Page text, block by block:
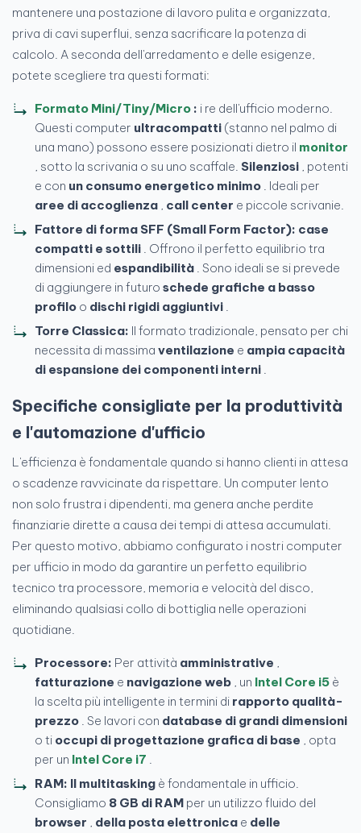
mantenere una postazione di lavoro pulita e organizzata,
priva di cavi superflui, senza sacrificare la potenza di
calcolo. A seconda dell'arredamento e delle esigenze,
potete scegliere tra questi formati:
Formato Mini/Tiny/Micro : i re dell'ufficio moderno.
Questi computer ultracompatti (stanno nel palmo di
una mano) possono essere posizionati dietro il monitor
, sotto la scrivania o su uno scaffale. Silenziosi , potenti
e con un consumo energetico minimo . Ideali per
aree di accoglienza call center e piccole scrivanie.
Fattore di forma SFF (Small Form Factor): case
compatti e sottili . Offrono il perfetto equilibrio tra
dimensioni ed espandibilità . Sono ideali se si prevede
di aggiungere in futuro schede grafiche a basso
profilo o dischi rigidi aggiuntivi
Torre Classica: Il formato tradizionale, pensato per chi
necessita di massima ventilazione e ampia capacità
di espansione dei componenti interni
Specifiche consigliate per la produttività
e l'automazione d'ufficio
L'efficienza è fondamentale quando si hanno clienti in attesa
o scadenze ravvicinate da rispettare. Un computer lento
non solo frustra i dipendenti, ma genera anche perdite
finanziarie dirette a causa dei tempi di attesa accumulati.
Per questo motivo, abbiamo configurato i nostri computer
per ufficio in modo da garantire un perfetto equilibrio
tecnico tra processore, memoria e velocità del disco,
eliminando qualsiasi collo di bottiglia nelle operazioni
quotidiane.
Processore: Per attività amministrative
fatturazione e navigazione web , un Intel Core i5 è
la scelta più intelligente in termini di rapporto qualità-
prezzo . Se lavori con database di grandi dimensioni
o ti occupi di progettazione grafica di base , opta
per un Intel Core i7
RAM: Il multitasking è fondamentale in ufficio.
Consigliamo 8 GB di RAM per un utilizzo fluido del
browser
della posta elettronica e delle